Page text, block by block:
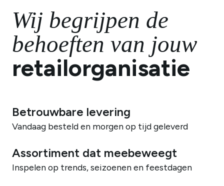
Wij begrijpen de
behoeften van jouw
retailorganisatie
Betrouwbare levering
Vandaag besteld en morgen op tijd geleverd
Assortiment dat meebeweegt
Inspelen op trends, seizoenen en feestdagen